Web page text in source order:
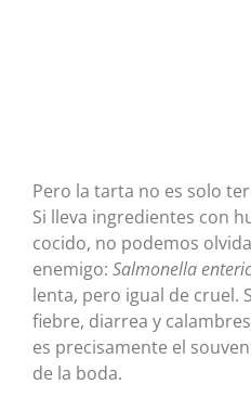
Pero la tarta no es solo
Si lleva ingredientes con
cocido, no podemos
enemigo: Salmonella
lenta, pero igual de cruel.
fiebre, diarrea y
es precisamente el
de la boda.